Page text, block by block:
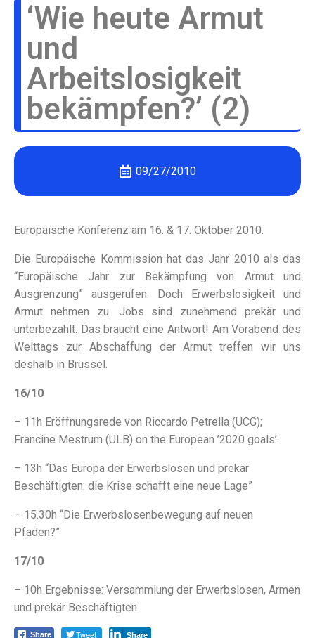
‘Wie heute Armut
und
Arbeitslosigkeit
bekämpfen?’ (2)
09/27/2010
Europäische Konferenz am 16. & 17. Oktober 2010.
Die Europäische Kommission hat das Jahr 2010 als das
“Europäische Jahr zur Bekämpfung von Armut und
Ausgrenzung” ausgerufen. Doch Erwerbslosigkeit und
Armut nehmen zu. Jobs sind zunehmend prekär und
unterbezahlt. Das braucht eine Antwort! Am Vorabend des
Welttags zur Abschaffung der Armut treffen wir uns
deshalb in Brüssel.
16/10
– 11h Eröffnungsrede von Riccardo Petrella (UCG);
Francine Mestrum (ULB) on the European ’2020 goals’.
– 13h “Das Europa der Erwerbslosen und prekär
Beschäftigten: die Krise schafft eine neue Lage”
– 15.30h “Die Erwerbslosenbewegung auf neuen
Pfaden?”
17/10
– 10h Ergebnisse: Versammlung der Erwerbslosen, Armen
und prekär Beschäftigten
Share Tweet Share